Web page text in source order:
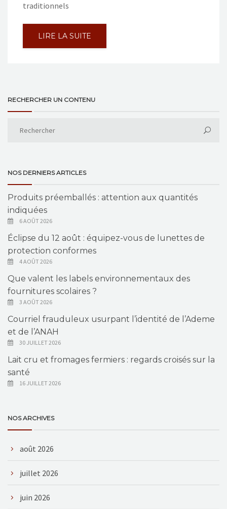
traditionnels
LIRE LA SUITE
RECHERCHER UN CONTENU
NOS DERNIERS ARTICLES
Produits préemballés : attention aux quantités
indiquées
6 AOÛT 2026
Éclipse du 12 août : équipez-vous de lunettes de
protection conformes
4 AOÛT 2026
Que valent les labels environnementaux des
fournitures scolaires ?
3 AOÛT 2026
Courriel frauduleux usurpant l’identité de l’Ademe
et de l’ANAH
30 JUILLET 2026
Lait cru et fromages fermiers : regards croisés sur la
santé
16 JUILLET 2026
NOS ARCHIVES
août 2026
juillet 2026
juin 2026